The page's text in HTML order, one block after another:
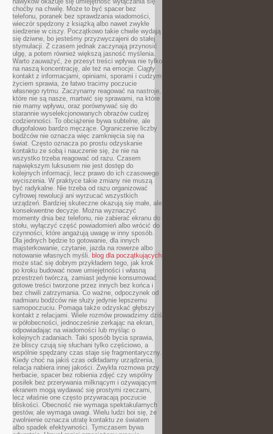
choćby na chwilę. Może to być spacer bez
telefonu, poranek bez sprawdzania wiadomości,
wieczór spędzony z książką albo nawet zwykłe
siedzenie w ciszy. Początkowo takie chwile wydają
się dziwne, bo jesteśmy przyzwyczajeni do stałej
stymulacji. Z czasem jednak zaczynają przynosić
ulgę, a potem również większą jasność myślenia.
Warto zauważyć, że przesyt treści wpływa nie tylko
na naszą koncentrację, ale też na emocje. Ciągły
kontakt z informacjami, opiniami, sporami i cudzym
życiem sprawia, że łatwo tracimy poczucie
własnego rytmu. Zaczynamy reagować na nastroje,
które nie są nasze, martwić się sprawami, na które
nie mamy wpływu, oraz porównywać się do
starannie wyselekcjonowanych obrazów cudzej
codzienności. To obciążenie bywa subtelne, ale
długofalowo bardzo męczące. Ograniczenie liczby
bodźców nie oznacza więc zamknięcia się na
świat. Często oznacza po prostu odzyskanie
kontaktu ze sobą i nauczenie się, że nie na
wszystko trzeba reagować od razu. Czasem
największym luksusem nie jest dostęp do
kolejnych informacji, lecz prawo do ich czasowego
wyciszenia. W praktyce takie zmiany nie muszą
być radykalne. Nie trzeba od razu organizować
cyfrowej rewolucji ani wyrzucać wszystkich
urządzeń. Bardziej skuteczne okazują się małe, ale
konsekwentne decyzje. Można wyznaczyć
momenty dnia bez telefonu, nie zabierać ekranu do
stołu, wyłączyć część powiadomień albo wrócić do
czynności, które angażują uwagę w inny sposób.
Dla jednych będzie to gotowanie, dla innych
majsterkowanie, czytanie, jazda na rowerze albo
notowanie własnych myśli. blog dla początkujących
może stać się dobrym przykładem tego, jak krok
po kroku budować nowe umiejętności i własną
przestrzeń twórczą, zamiast jedynie konsumować
gotowe treści tworzone przez innych bez końca i
bez chwili zatrzymania. Co ważne, odpoczynek od
nadmiaru bodźców nie służy jedynie lepszemu
samopoczuciu. Pomaga także odzyskać głębszy
kontakt z relacjami. Wiele rozmów prowadzimy dziś
w półobecności, jednocześnie zerkając na ekran,
odpowiadając na wiadomości lub myśląc o
kolejnych zadaniach. Taki sposób bycia sprawia,
że bliscy czują się słuchani tylko częściowo, a
wspólnie spędzany czas staje się fragmentaryczny.
Kiedy choć na jakiś czas odkładamy urządzenia,
relacja nabiera innej jakości. Zwykła rozmowa przy
herbacie, spacer bez robienia zdjęć czy wspólny
posiłek bez przerywania milknącym i ożywającym
ekranem mogą wydawać się prostymi rzeczami,
lecz właśnie one często przywracają poczucie
bliskości. Obecność nie wymaga spektakularnych
gestów, ale wymaga uwagi. Wielu ludzi boi się, że
zwolnienie oznacza utratę kontaktu ze światem
albo spadek efektywności. Tymczasem bywa